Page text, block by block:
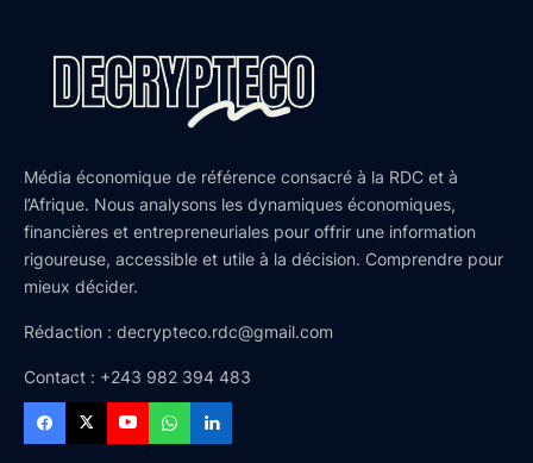
Média économique de référence consacré à la RDC et à
l’Afrique. Nous analysons les dynamiques économiques,
financières et entrepreneuriales pour offrir une information
rigoureuse, accessible et utile à la décision. Comprendre pour
mieux décider.
Rédaction : decrypteco.rdc@gmail.com
Contact : +243 982 394 483